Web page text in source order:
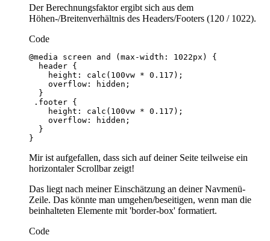
Der Berechnungsfaktor ergibt sich aus dem
Höhen-/Breitenverhältnis des Headers/Footers (120 / 1022).
Code
}
Mir ist aufgefallen, dass sich auf deiner Seite teilweise ein
horizontaler Scrollbar zeigt!
Das liegt nach meiner Einschätzung an deiner Navmenü-
Zeile. Das könnte man umgehen/beseitigen, wenn man die
beinhalteten Elemente mit 'border-box' formatiert.
Code